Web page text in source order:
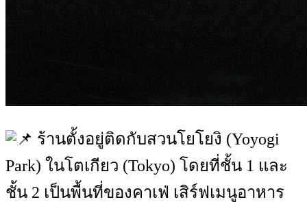
ร้านตั้งอยู่ติดกับสวนโยโยงิ (Yoyogi
Park) ในโตเกียว (Tokyo) โดยที่ชั้น 1 และ
ชั้น 2 เป็นพื้นที่ของคาเฟ่ เสิร์ฟเมนูอาหาร